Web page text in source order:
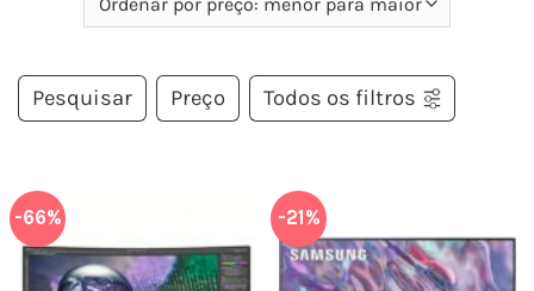
Pesquisar Preço Todos os filtros
-66% -21%